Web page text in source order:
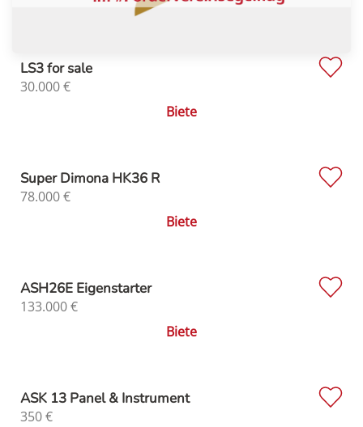
LS3 for sale
30.000€
Biete
Super Dimona HK36 R
78.000€
Biete
ASH26E Eigenstarter
133.000€
Biete
ASK 13 Panel & Instrument
350€